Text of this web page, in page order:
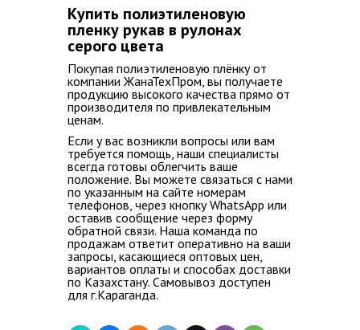
Купить полиэтиленовую
пленку рукав в рулонах
серого цвета
Покупая полиэтиленовую плёнку от
компании ЖанаТехПром, вы получаете
продукцию высокого качества прямо от
производителя по привлекательным
ценам.
Если у вас возникли вопросы или вам
требуется помощь, наши специалисты
всегда готовы облегчить ваше
положение. Вы можете связаться с нами
по указанным на сайте номерам
телефонов, через кнопку WhatsApp или
оставив сообщение через форму
обратной связи. Наша команда по
продажам ответит оперативно на ваши
запросы, касающиеся оптовых цен,
вариантов оплаты и способах доставки
по Казахстану. Самовывоз доступен
для г.Караганда.